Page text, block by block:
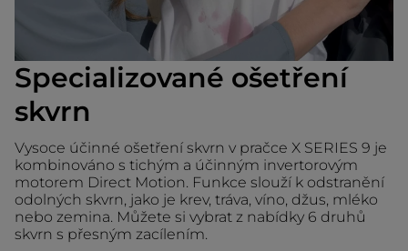
Specializované ošetření
skvrn
Vysoce účinné ošetření skvrn v pračce X SERIES 9 je
kombinováno s tichým a účinným invertorovým
motorem Direct Motion. Funkce slouží k odstranění
odolných skvrn, jako je krev, tráva, víno, džus, mléko
nebo zemina. Můžete si vybrat z nabídky 6 druhů
skvrn s přesným zacílením.